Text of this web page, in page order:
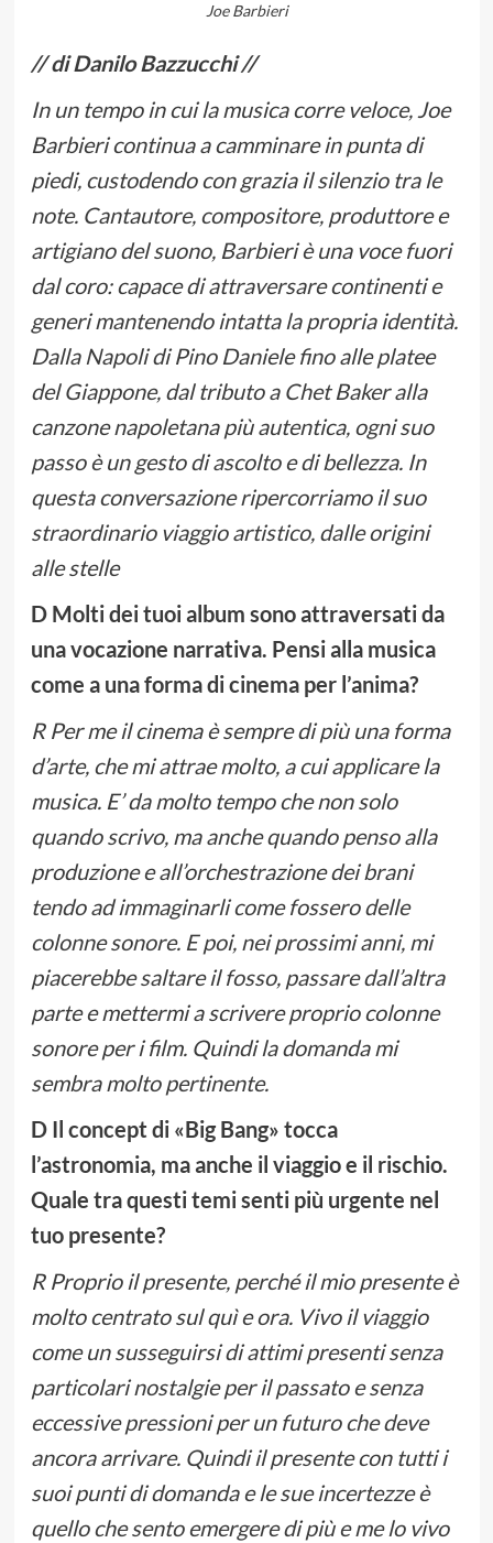
Joe Barbieri
// di Danilo Bazzucchi //
In un tempo in cui la musica corre veloce, Joe
Barbieri continua a camminare in punta di
piedi, custodendo con grazia il silenzio tra le
note. Cantautore, compositore, produttore e
artigiano del suono, Barbieri è una voce fuori
dal coro: capace di attraversare continenti e
generi mantenendo intatta la propria identità.
Dalla Napoli di Pino Daniele fino alle platee
del Giappone, dal tributo a Chet Baker alla
canzone napoletana più autentica, ogni suo
passo è un gesto di ascolto e di bellezza. In
questa conversazione ripercorriamo il suo
straordinario viaggio artistico, dalle origini
alle stelle
D Molti dei tuoi album sono attraversati da
una vocazione narrativa. Pensi alla musica
come a una forma di cinema per l’anima?
R Per me il cinema è sempre di più una forma
d’arte, che mi attrae molto, a cui applicare la
musica. E’ da molto tempo che non solo
quando scrivo, ma anche quando penso alla
produzione e all’orchestrazione dei brani
tendo ad immaginarli come fossero delle
colonne sonore. E poi, nei prossimi anni, mi
piacerebbe saltare il fosso, passare dall’altra
parte e mettermi a scrivere proprio colonne
sonore per i film. Quindi la domanda mi
sembra molto pertinente.
D Il concept di «Big Bang» tocca
l’astronomia, ma anche il viaggio e il rischio.
Quale tra questi temi senti più urgente nel
tuo presente?
R Proprio il presente, perché il mio presente è
molto centrato sul quì e ora. Vivo il viaggio
come un susseguirsi di attimi presenti senza
particolari nostalgie per il passato e senza
eccessive pressioni per un futuro che deve
ancora arrivare. Quindi il presente con tutti i
suoi punti di domanda e le sue incertezze è
quello che sento emergere di più e me lo vivo